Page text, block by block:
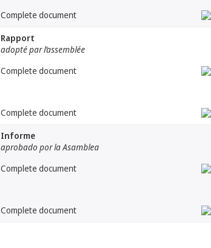
Complete document
Rapport
adopté par l’assemblée
Complete document
Complete document
Informe
aprobado por la Asamblea
Complete document
Complete document